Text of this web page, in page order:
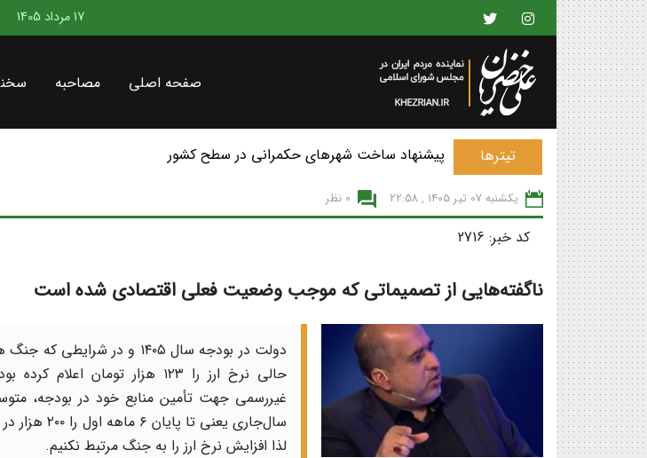
17 مرداد 1405
صفحه اصلی مصاحبه
تیترها پیشنهاد ساخت شهرهای حکمرانی در سطح کشور
یکشنبه 07 تير 1405 , 22:58 0 نظر
کد خبر: 2716
ناگفته‌هایی از تصمیماتی که موجب وضعیت فعلی اقتصادی شده است
دولت در بودجه سال ۱۴۰۵ و در
حالی نرخ ارز را ۱۲۳ هزار تومان
غیررسمی جهت تأمین منابع خود در بودجه،
سال‌جاری یعنی تا
لذا افزایش نرخ ارز را به جنگ مرتبط نکنیم.